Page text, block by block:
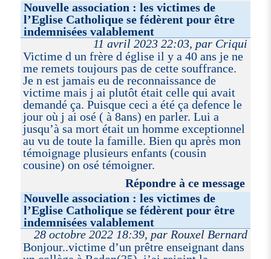
Nouvelle association : les victimes de
l’Eglise Catholique se fédèrent pour être
indemnisées valablement
11 avril 2023 22:03, par Criqui
Victime d un frère d église il y a 40 ans je ne
me remets toujours pas de cette souffrance.
Je n est jamais eu de reconnaissance de
victime mais j ai plutôt était celle qui avait
demandé ça. Puisque ceci a été ça defence le
jour où j ai osé ( à 8ans) en parler. Lui a
jusqu’à sa mort était un homme exceptionnel
au vu de toute la famille. Bien qu après mon
témoignage plusieurs enfants (cousin
cousine) on osé témoigner.
Répondre à ce message
Nouvelle association : les victimes de
l’Eglise Catholique se fédèrent pour être
indemnisées valablement
28 octobre 2022 18:39, par Rouxel Bernard
Bonjour..victime d’un prêtre enseignant dans